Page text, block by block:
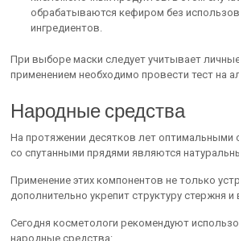
обрабатываются кефиром без
ингредиентов.
При выборе маски следует учитывает
применением необходимо провести тест на
Народные средства
На протяжении десятков лет оптимальными
со спутанными прядями являются
Применение этих компонентов не только
дополнительно укрепит структуру стержня
Сегодня косметологи рекомендуют
народные средства: